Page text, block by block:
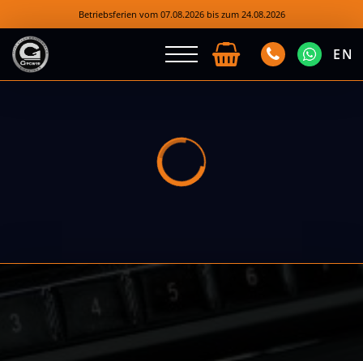
Betriebsferien vom 07.08.2026 bis zum 24.08.2026
EN